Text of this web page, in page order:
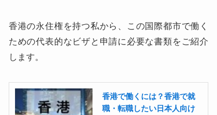
香港の永住権を持つ私から、この国際都市で働く
ための代表的なビザと申請に必要な書類をご紹介
します。
香港で働くには？香港で就
職・転職したい日本人向け